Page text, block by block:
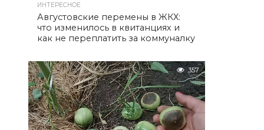
ИНТЕРЕСНОЕ
Августовские перемены в ЖКХ:
что изменилось в квитанциях и
как не переплатить за коммуналку
357